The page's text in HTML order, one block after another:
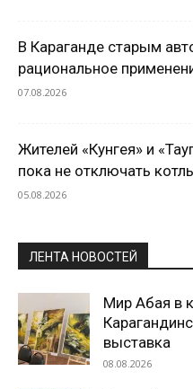
В Караганде старым
рациональное
07.08.2026
Жителей «Кунгея» и
пока не отключать
05.08.2026
ЛЕНТА НОВОСТЕЙ
Мир Абая в
выставка
08.08.2026